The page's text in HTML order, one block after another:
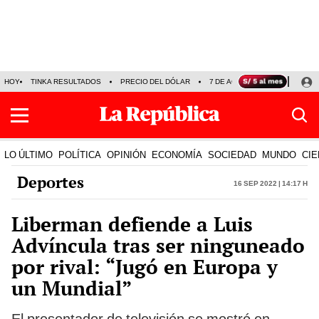
HOY TINKA RESULTADOS PRECIO DEL DÓLAR 7 DE AGOSTO OLLANTA
LO ÚLTIMO POLÍTICA OPINIÓN ECONOMÍA SOCIEDAD MUNDO
Deportes 16 Sep 2022 | 14:17 h
Liberman defiende a Luis
Advíncula tras ser ninguneado
por rival: “Jugó en Europa y
un Mundial”